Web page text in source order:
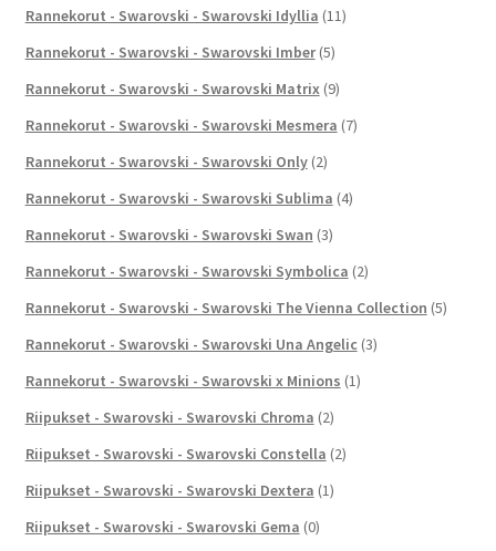
Rannekorut - Swarovski - Swarovski Idyllia (11)
Rannekorut - Swarovski - Swarovski Imber (5)
Rannekorut - Swarovski - Swarovski Matrix (9)
Rannekorut - Swarovski - Swarovski Mesmera (7)
Rannekorut - Swarovski - Swarovski Only (2)
Rannekorut - Swarovski - Swarovski Sublima (4)
Rannekorut - Swarovski - Swarovski Swan (3)
Rannekorut - Swarovski - Swarovski Symbolica (2)
Rannekorut - Swarovski - Swarovski The Vienna Collection (5)
Rannekorut - Swarovski - Swarovski Una Angelic (3)
Rannekorut - Swarovski - Swarovski x Minions (1)
Riipukset - Swarovski - Swarovski Chroma (2)
Riipukset - Swarovski - Swarovski Constella (2)
Riipukset - Swarovski - Swarovski Dextera (1)
Riipukset - Swarovski - Swarovski Gema (0)